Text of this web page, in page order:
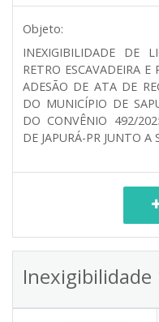
Objeto:
INEXIGIBILIDADE DE
RETRO ESCAVADEIRA E
ADESÃO DE ATA DE
DO MUNICÍPIO DE
DO CONVÊNIO 492/
DE JAPURÁ-PR JUNTO A
Inexigibilidade